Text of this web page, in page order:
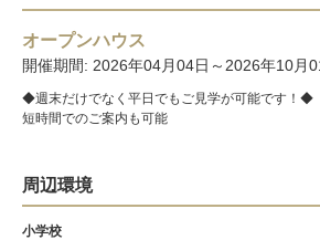
オープンハウス
開催期間: 2026年04月04日～2026年10月
◆週末だけでなく平日でもご見学が可能です！◆
短時間でのご案内も可能
周辺環境
小学校